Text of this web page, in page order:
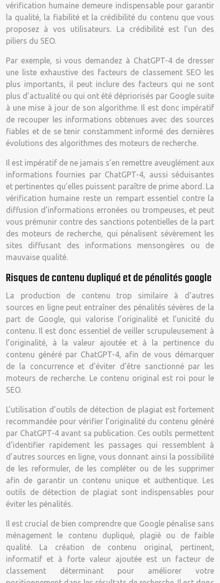
vérification humaine demeure indispensable pour garantir
la qualité, la fiabilité et la crédibilité du contenu que vous
proposez à vos utilisateurs. La crédibilité est l’un des
piliers du SEO.
Par exemple, si vous demandez à ChatGPT-4 de dresser
une liste exhaustive des facteurs de classement SEO les
plus importants, il peut inclure des facteurs qui ne sont
plus d’actualité ou qui ont été dépriorisés par Google suite
à une mise à jour de son algorithme. Il est donc impératif
de recouper les informations obtenues avec des sources
fiables et de se tenir constamment informé des dernières
évolutions des algorithmes des moteurs de recherche.
Il est impératif de ne jamais s’en remettre aveuglément aux
informations fournies par ChatGPT-4, aussi séduisantes
et pertinentes qu’elles puissent paraître de prime abord. La
vérification humaine reste un rempart essentiel contre la
diffusion d’informations erronées ou trompeuses, et peut
vous prémunir contre des sanctions potentielles de la part
des moteurs de recherche, qui pénalisent sévèrement les
sites diffusant des informations mensongères ou de
mauvaise qualité.
Risques de contenu dupliqué et de pénalités google
La production de contenu trop similaire à d’autres
sources en ligne peut entraîner des pénalités sévères de la
part de Google, qui valorise l’originalité et l’unicité du
contenu. Il est donc essentiel de veiller scrupuleusement à
l’originalité, à la valeur ajoutée et à la pertinence du
contenu généré par ChatGPT-4, afin de vous démarquer
de la concurrence et d’éviter d’être sanctionné par les
moteurs de recherche. Le contenu original est roi pour le
SEO.
L’utilisation d’outils de détection de plagiat est fortement
recommandée pour vérifier l’originalité du contenu généré
par ChatGPT-4 avant sa publication. Ces outils permettent
d’identifier rapidement les passages qui ressemblent à
d’autres sources en ligne, vous donnant ainsi la possibilité
de les reformuler, de les compléter ou de les supprimer
afin de garantir un contenu unique et authentique. Les
outils de détection de plagiat sont indispensables pour
éviter les pénalités.
Il est crucial de bien comprendre que Google pénalise sans
ménagement le contenu dupliqué, plagié ou de faible
qualité. La création de contenu original, pertinent,
informatif et à forte valeur ajoutée est un facteur de
classement déterminant pour améliorer votre